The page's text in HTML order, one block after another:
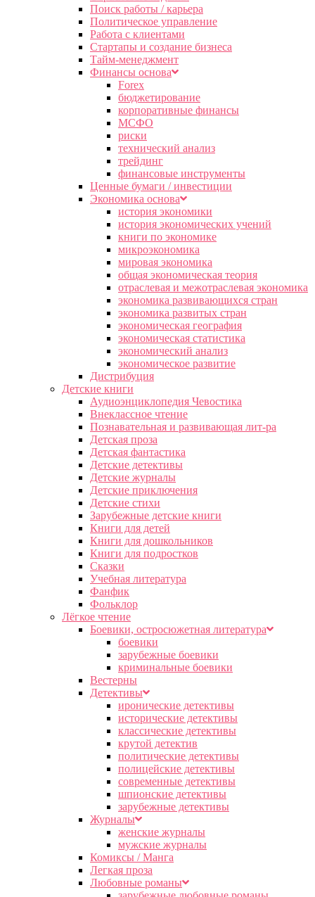
Поиск работы / карьера
Политическое управление
Работа с клиентами
Стартапы и создание бизнеса
Тайм-менеджмент
Финансы основа
Forex
бюджетирование
корпоративные финансы
МСФО
риски
технический анализ
трейдинг
финансовые инструменты
Ценные бумаги / инвестиции
Экономика основа
история экономики
история экономических учений
книги по экономике
микроэкономика
мировая экономика
общая экономическая теория
отраслевая и межотраслевая экономика
экономика развивающихся стран
экономика развитых стран
экономическая география
экономическая статистика
экономический анализ
экономическое развитие
Дистрибуция
Детские книги
Аудиоэнциклопедия Чевостика
Внеклассное чтение
Познавательная и развивающая лит-ра
Детская проза
Детская фантастика
Детские детективы
Детские журналы
Детские приключения
Детские стихи
Зарубежные детские книги
Книги для детей
Книги для дошкольников
Книги для подростков
Сказки
Учебная литература
Фанфик
Фольклор
Лёгкое чтение
Боевики, остросюжетная литература
боевики
зарубежные боевики
криминальные боевики
Вестерны
Детективы
иронические детективы
исторические детективы
классические детективы
крутой детектив
политические детективы
полицейские детективы
современные детективы
шпионские детективы
зарубежные детективы
Журналы
женские журналы
мужские журналы
Комиксы / Манга
Легкая проза
Любовные романы